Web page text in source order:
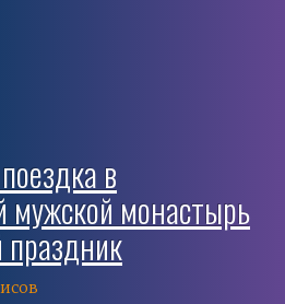
в
мужской монастырь